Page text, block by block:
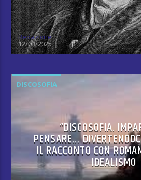
Redazione
12/03/2025
DISCOSOFIA
“DISCOSOFIA.
PENSARE…
IL RACCONTO CON
IDEALISMO